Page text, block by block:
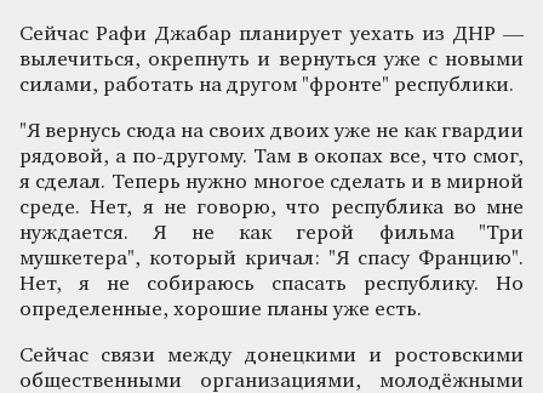
Сейчас Рафи Джабар планирует уехать из ДНР —
вылечиться, окрепнуть и вернуться уже с новыми
силами, работать на другом "фронте" республики.
"Я вернусь сюда на своих двоих уже не как гвардии
рядовой, а по-другому. Там в окопах все, что смог,
я сделал. Теперь нужно многое сделать и в мирной
среде. Нет, я не говорю, что республика во мне
нуждается. Я не как герой фильма "Три
мушкетера", который кричал: "Я спасу Францию".
Нет, я не собираюсь спасать республику. Но
определенные, хорошие планы уже есть.
Сейчас связи между донецкими и ростовскими
общественными организациями, молодёжными